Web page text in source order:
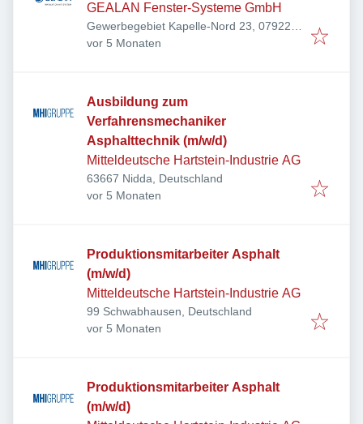
GEALAN Fenster-Systeme GmbH
Gewerbegebiet Kapelle-Nord 23, 07922
Tanna, Deutschland
Veröffentlicht:
vor 5 Monaten
Ausbildung zum
Verfahrensmechaniker
Asphalttechnik (m/w/d)
Mitteldeutsche Hartstein-Industrie AG
63667 Nidda, Deutschland
Veröffentlicht:
vor 5 Monaten
Produktionsmitarbeiter Asphalt
(m/w/d)
Mitteldeutsche Hartstein-Industrie AG
99 Schwabhausen, Deutschland
Veröffentlicht:
vor 5 Monaten
Produktionsmitarbeiter Asphalt
(m/w/d)